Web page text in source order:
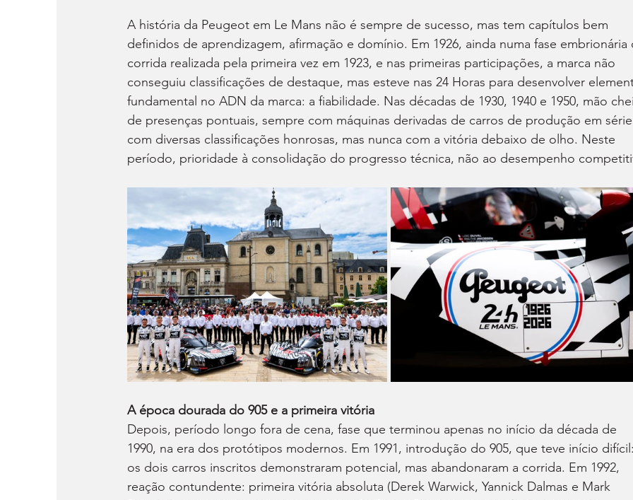
A história da Peugeot em Le Mans não é sempre de sucesso, mas tem capítulos bem
definidos de aprendizagem, afirmação e domínio. Em 1926, ainda numa fase
corrida realizada pela primeira vez em 1923, e nas primeiras participações, a marca não
conseguiu classificações de destaque, mas esteve nas 24 Horas para desenvolver
fundamental no ADN da marca: a fiabilidade. Nas décadas de 1930, 1940 e 1950, mão
de presenças pontuais, sempre com máquinas derivadas de carros de produção em
com diversas classificações honrosas, mas nunca com a vitória debaixo de olho. Neste
período, prioridade à consolidação do progresso técnica, não ao desempenho
A época dourada do 905 e a primeira vitória
Depois, período longo fora de cena, fase que terminou apenas no início da década de
1990, na era dos protótipos modernos. Em 1991, introdução do 905, que teve início
os dois carros inscritos demonstraram potencial, mas abandonaram a corrida. Em 1992,
reação contundente: primeira vitória absoluta (Derek Warwick, Yannick Dalmas e Mark